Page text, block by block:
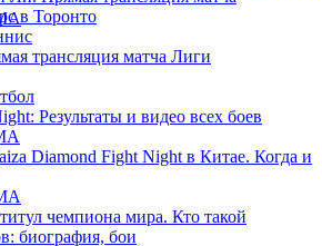
в Торонто
трансляция матча Лиги
Результаты и видео всех боев
Diamond Fight Night в Китае. Когда и
чемпиона мира. Кто такой
биография, бои